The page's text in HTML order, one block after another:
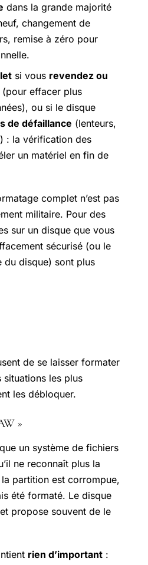
dans la grande majorité
changement de
remise à zéro pour
si vous revendez ou
(pour effacer plus
ou si le disque
de défaillance (lenteurs,
: la vérification des
un matériel en fin de
complet n’est pas
militaire. Pour des
sur un disque que vous
sécurisé (ou le
du disque) sont plus
de se laisser formater
situations les plus
les débloquer.
»
un système de fichiers
ne reconnaît plus la
partition est corrompue,
été formaté. Le disque
propose souvent de le
rien d’important :